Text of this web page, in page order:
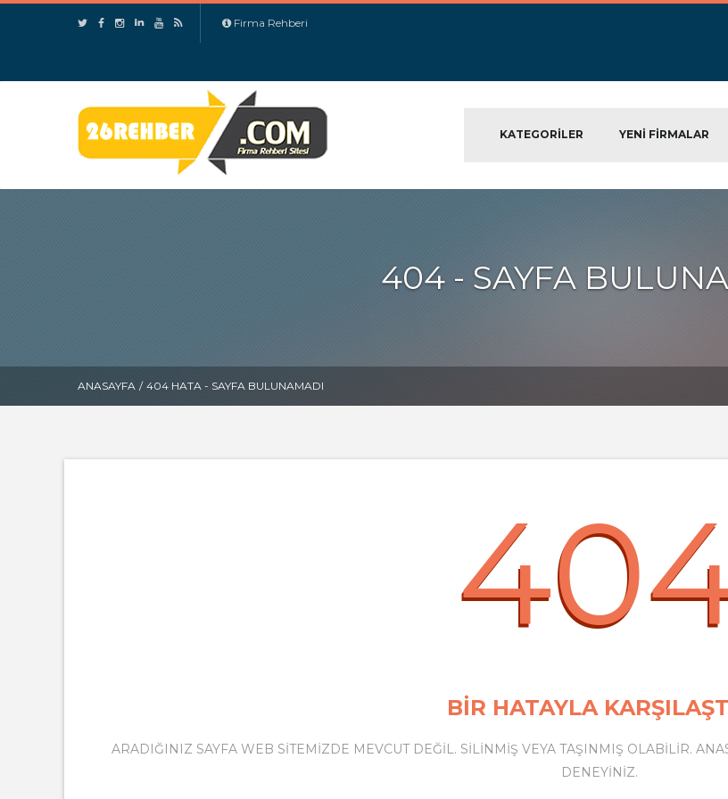
Firma Rehberi
KATEGORILER YENI FIRMALAR
404 - SAYFA
ANASAYFA / 404 HATA - SAYFA BULUNAMADI
BİR HATAYLA
ARADIĞINIZ SAYFA WEB SITEMIZDE MEVCUT DEĞIL. SILINMIŞ VEYA TAŞINMIŞ OLABILIR.
DENEYINIZ.